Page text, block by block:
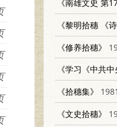
《南雄文史 第
《黎明拾穗 《
《修养拾穗》
《拾穗集》
《文史拾穗》